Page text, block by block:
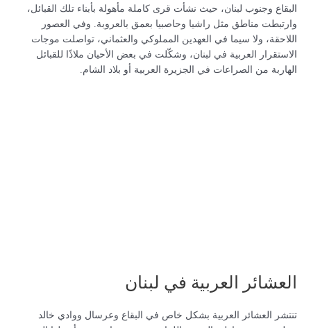
البقاع وجنوب لبنان، حيث نشأت قرى كاملة مأهولة بأبناء تلك القبائل،
وارتبطت مناطق مثل راشيا وحاصبيا بعمق بالعروبة. وفي العصور
اللاحقة، ولا سيما في العهدين المملوكي والعثماني، تواصلت موجات
الاستقرار العربية في لبنان، وشكّلت في بعض الأحيان ملاذًا للقبائل
الهاربة من الصراعات في الجزيرة العربية أو بلاد الشام.
العشائر العربية في لبنان
تنتشر العشائر العربية بشكل خاص في البقاع وعرسال ووادي خالد